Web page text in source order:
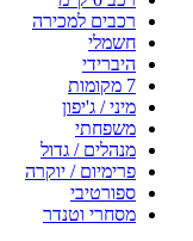
רכבים למכירה
חשמלי
היברידי
7 מקומות
מיני / ג'יפון
משפחתי
מנהלים / גדול
פרימיום / יוקרה
ספורטיבי
מסחרי וטנדר